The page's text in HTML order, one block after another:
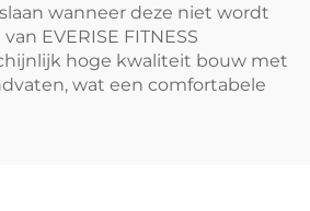
wanneer deze niet wordt
EVERISE FITNESS
hoge kwaliteit bouw met
wat een comfortabele